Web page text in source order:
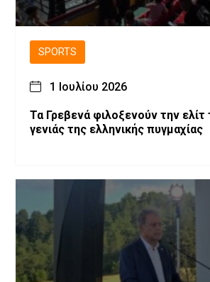
SPORTS
1 Ιουλίου 2026
Τα Γρεβενά φιλοξενούν την ελίτ
γενιάς της ελληνικής πυγμαχίας